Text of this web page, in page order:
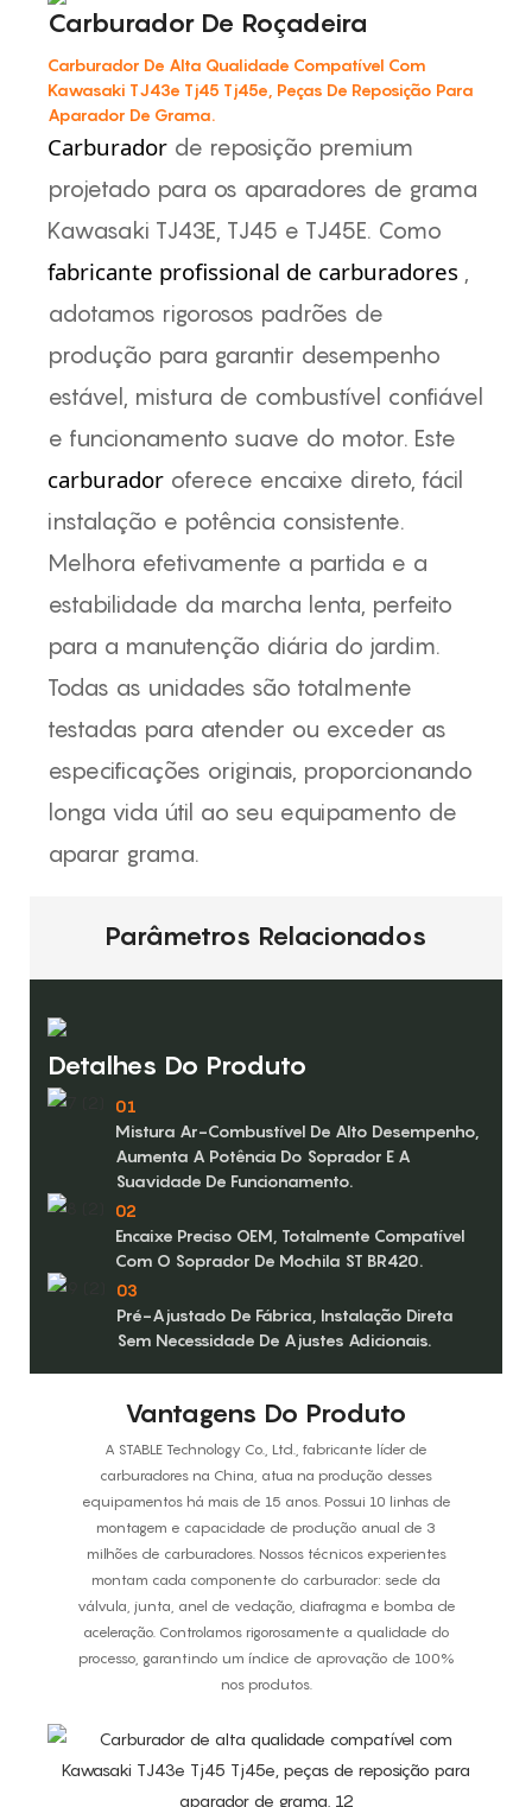
Carburador De Roçadeira
Carburador De Alta Qualidade Compatível Com
Kawasaki TJ43e Tj45 Tj45e, Peças De Reposição Para
Aparador De Grama.
Carburador de reposição premium
projetado para os aparadores de grama
Kawasaki TJ43E, TJ45 e TJ45E. Como
fabricante profissional de carburadores
adotamos rigorosos padrões de
produção para garantir desempenho
estável, mistura de combustível confiável
e funcionamento suave do motor. Este
carburador oferece encaixe direto, fácil
instalação e potência consistente.
Melhora efetivamente a partida e a
estabilidade da marcha lenta, perfeito
para a manutenção diária do jardim.
Todas as unidades são totalmente
testadas para atender ou exceder as
especificações originais, proporcionando
longa vida útil ao seu equipamento de
aparar grama.
Parâmetros Relacionados
Detalhes Do Produto
01
Mistura Ar-Combustível De Alto Desempenho,
Aumenta A Potência Do Soprador E A
Suavidade De Funcionamento.
02
Encaixe Preciso OEM, Totalmente Compatível
Com O Soprador De Mochila ST BR420.
03
Pré-Ajustado De Fábrica, Instalação Direta
Sem Necessidade De Ajustes Adicionais.
Vantagens Do Produto
A STABLE Technology Co., Ltd., fabricante líder de
carburadores na China, atua na produção desses
equipamentos há mais de 15 anos. Possui 10 linhas de
montagem e capacidade de produção anual de 3
milhões de carburadores. Nossos técnicos experientes
montam cada componente do carburador: sede da
válvula, junta, anel de vedação, diafragma e bomba de
aceleração. Controlamos rigorosamente a qualidade do
processo, garantindo um índice de aprovação de 100%
nos produtos.